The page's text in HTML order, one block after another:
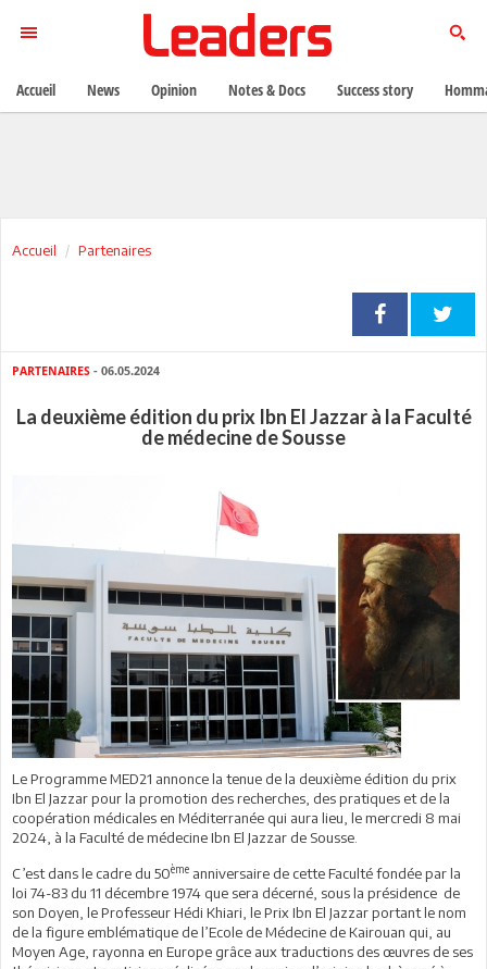
Accueil Partenaires
PARTENAIRES - 06.05.2024
La deuxième édition du prix Ibn El Jazzar à la Faculté
de médecine de Sousse
Le Programme MED21 annonce la tenue de la deuxième édition du prix
Ibn El Jazzar pour la promotion des recherches, des pratiques et de la
coopération médicales en Méditerranée qui aura lieu, le mercredi 8 mai
2024, à la Faculté de médecine Ibn El Jazzar de Sousse.
C’est dans le cadre du 50ème anniversaire de cette Faculté fondée par la
loi 74-83 du 11 décembre 1974 que sera décerné, sous la présidence de
son Doyen, le Professeur Hédi Khiari, le Prix Ibn El Jazzar portant le nom
de la figure emblématique de l’Ecole de Médecine de Kairouan qui, au
Moyen Age, rayonna en Europe grâce aux traductions des œuvres de ses
Accueil News Opinion Notes & Docs Success story